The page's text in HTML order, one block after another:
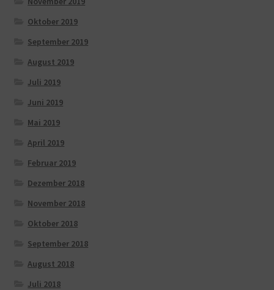
Oktober 2019
September 2019
August 2019
Juli 2019
Juni 2019
Mai 2019
April 2019
Februar 2019
Dezember 2018
November 2018
Oktober 2018
September 2018
August 2018
Juli 2018